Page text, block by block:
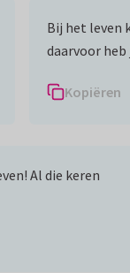
Bij het leven
daarvoor heb
Kopiëren
Al die keren